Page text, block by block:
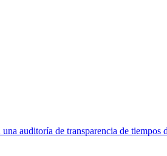
auditoría de transparencia de tiempos